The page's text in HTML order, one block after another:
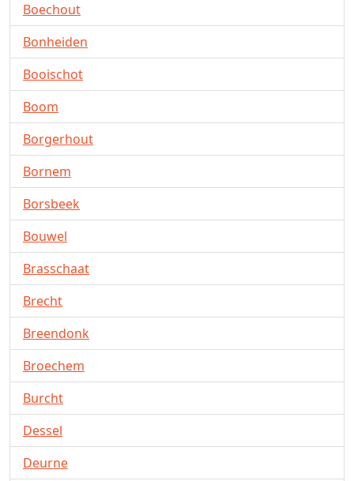
Boechout
Bonheiden
Booischot
Boom
Borgerhout
Bornem
Borsbeek
Bouwel
Brasschaat
Brecht
Breendonk
Broechem
Burcht
Dessel
Deurne